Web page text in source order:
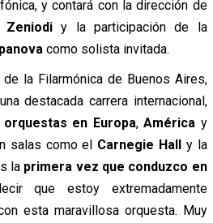
y contará con la dirección de
Zeniodiy la participación de la
como solista invitada.
la Filarmónica de Buenos Aires,
destacada carrera internacional,
en Europa, América y
salas como el Carnegie Hally la
la primera vez que conduzco en
que estoy extremadamente
esta maravillosa orquesta. Muy